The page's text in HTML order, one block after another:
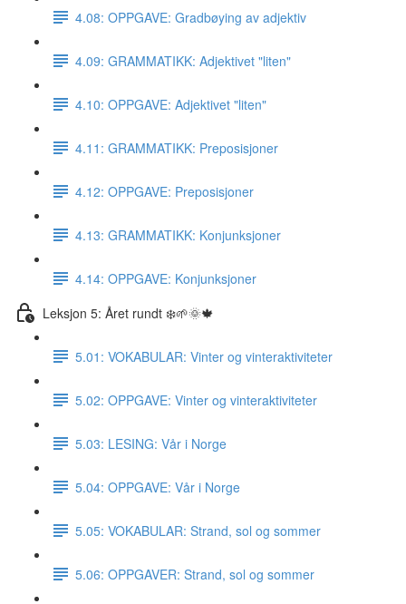
4.08: OPPGAVE: Gradbøying av adjektiv
4.09: GRAMMATIKK: Adjektivet "liten"
4.10: OPPGAVE: Adjektivet "liten"
4.11: GRAMMATIKK: Preposisjoner
4.12: OPPGAVE: Preposisjoner
4.13: GRAMMATIKK: Konjunksjoner
4.14: OPPGAVE: Konjunksjoner
Leksjon 5: Året rundt ❄️🌱🌞🍁
5.01: VOKABULAR: Vinter og vinteraktiviteter
5.02: OPPGAVE: Vinter og vinteraktiviteter
5.03: LESING: Vår i Norge
5.04: OPPGAVE: Vår i Norge
5.05: VOKABULAR: Strand, sol og sommer
5.06: OPPGAVER: Strand, sol og sommer